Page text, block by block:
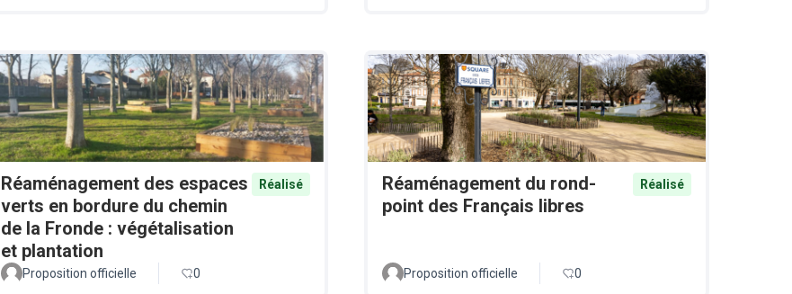
Réaménagement des espaces
verts en bordure du chemin
de la Fronde : végétalisation
et plantation
Réalisé
Proposition officielle 0
Réaménagement du rond-
point des Français libres
Réalisé
Proposition officielle 0